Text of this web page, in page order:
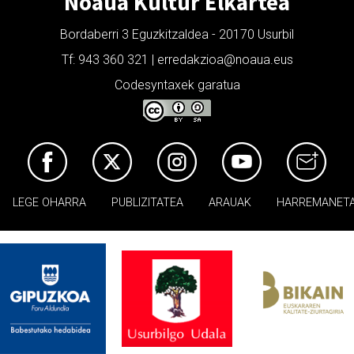
Bordaberri 3 Eguzkitzaldea - 20170 Usurbil
Tf: 943 360 321 | erredakzioa@noaua.eus
Codesyntaxek garatua
LEGE OHARRA PUBLIZITATEA ARAUAK